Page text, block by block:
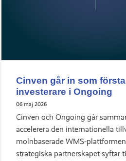
Cinven går in som
investerare i Ongoing
06 maj 2026
Cinven och Ongoing går
accelerera den internationella
molnbaserade WMS-
strategiska partnerskapet syftar